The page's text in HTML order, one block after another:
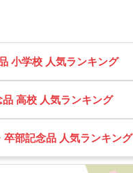
小学校 人気ランキング
高校 人気ランキング
卒部記念品 人気ランキング